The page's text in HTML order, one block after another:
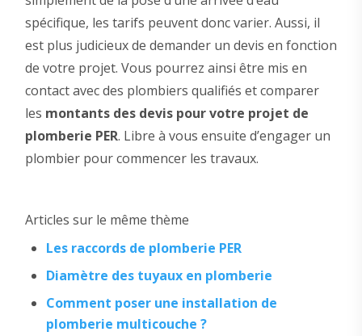
spécifique, les tarifs peuvent donc varier. Aussi, il
est plus judicieux de demander un devis en fonction
de votre projet. Vous pourrez ainsi être mis en
contact avec des plombiers qualifiés et comparer
les montants des devis pour votre projet de
plomberie PER. Libre à vous ensuite d’engager un
plombier pour commencer les travaux.
Articles sur le même thème
Les raccords de plomberie PER
Diamètre des tuyaux en plomberie
Comment poser une installation de
plomberie multicouche ?